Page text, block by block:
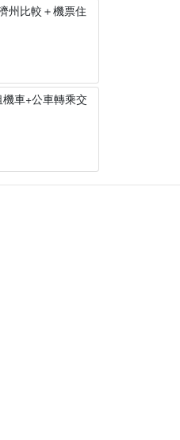
州比較＋機票住
車+公車轉乘交